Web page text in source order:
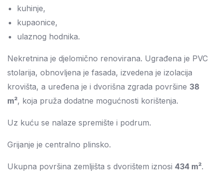
kuhinje,
kupaonice,
ulaznog hodnika.
Nekretnina je djelomično renovirana. Ugrađena je PVC
stolarija, obnovljena je fasada, izvedena je izolacija
krovišta, a uređena je i dvorišna zgrada površine 38
m², koja pruža dodatne mogućnosti korištenja.
Uz kuću se nalaze spremište i podrum.
Grijanje je centralno plinsko.
Ukupna površina zemljišta s dvorištem iznosi 434 m².